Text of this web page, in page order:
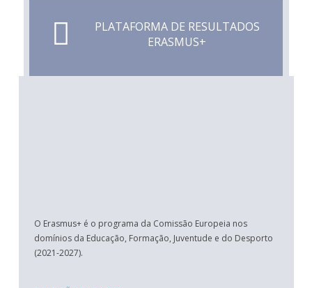
PLATAFORMA DE RESULTADOS
ERASMUS+
O Erasmus+ é o programa da Comissão Europeia nos
domínios da Educação, Formação, Juventude e do Desporto
(2021-2027).